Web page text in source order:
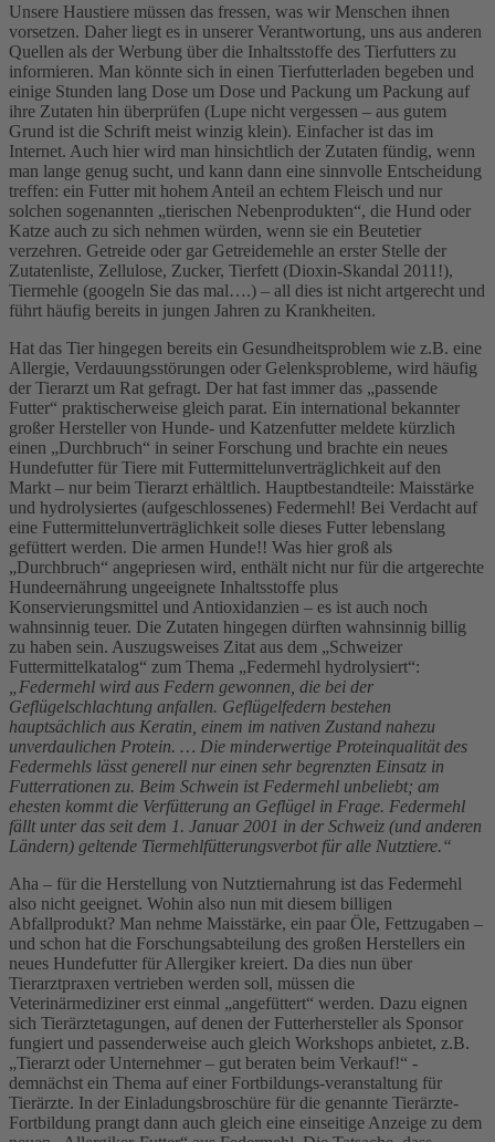
Unsere Haustiere müssen das fressen, was wir Menschen ihnen
vorsetzen. Daher liegt es in unserer Verantwortung, uns aus anderen
Quellen als der Werbung über die Inhaltsstoffe des Tierfutters zu
informieren. Man könnte sich in einen Tierfutterladen begeben und
einige Stunden lang Dose um Dose und Packung um Packung auf
ihre Zutaten hin überprüfen (Lupe nicht vergessen – aus gutem
Grund ist die Schrift meist winzig klein). Einfacher ist das im
Internet. Auch hier wird man hinsichtlich der Zutaten fündig, wenn
man lange genug sucht, und kann dann eine sinnvolle Entscheidung
treffen: ein Futter mit hohem Anteil an echtem Fleisch und nur
solchen sogenannten „tierischen Nebenprodukten“, die Hund oder
Katze auch zu sich nehmen würden, wenn sie ein Beutetier
verzehren. Getreide oder gar Getreidemehle an erster Stelle der
Zutatenliste, Zellulose, Zucker, Tierfett (Dioxin-Skandal 2011!),
Tiermehle (googeln Sie das mal….) – all dies ist nicht artgerecht und
führt häufig bereits in jungen Jahren zu Krankheiten.
Hat das Tier hingegen bereits ein Gesundheitsproblem wie z.B. eine
Allergie, Verdauungsstörungen oder Gelenksprobleme, wird häufig
der Tierarzt um Rat gefragt. Der hat fast immer das „passende
Futter“ praktischerweise gleich parat. Ein international bekannter
großer Hersteller von Hunde- und Katzenfutter meldete kürzlich
einen „Durchbruch“ in seiner Forschung und brachte ein neues
Hundefutter für Tiere mit Futtermittelunverträglichkeit auf den
Markt – nur beim Tierarzt erhältlich. Hauptbestandteile: Maisstärke
und hydrolysiertes (aufgeschlossenes) Federmehl! Bei Verdacht auf
eine Futtermittelunverträglichkeit solle dieses Futter lebenslang
gefüttert werden. Die armen Hunde!! Was hier groß als
„Durchbruch“ angepriesen wird, enthält nicht nur für die artgerechte
Hundeernährung ungeeignete Inhaltsstoffe plus
Konservierungsmittel und Antioxidanzien – es ist auch noch
wahnsinnig teuer. Die Zutaten hingegen dürften wahnsinnig billig
zu haben sein. Auszugsweises Zitat aus dem „Schweizer
Futtermittelkatalog“ zum Thema „Federmehl hydrolysiert“:
„Federmehl wird aus Federn gewonnen, die bei der
Geflügelschlachtung anfallen. Geflügelfedern bestehen
hauptsächlich aus Keratin, einem im nativen Zustand nahezu
unverdaulichen Protein. … Die minderwertige Proteinqualität des
Federmehls lässt generell nur einen sehr begrenzten Einsatz in
Futterrationen zu. Beim Schwein ist Federmehl unbeliebt; am
ehesten kommt die Verfütterung an Geflügel in Frage. Federmehl
fällt unter das seit dem 1. Januar 2001 in der Schweiz (und anderen
Ländern) geltende Tiermehlfütterungsverbot für alle Nutztiere.“
Aha – für die Herstellung von Nutztiernahrung ist das Federmehl
also nicht geeignet. Wohin also nun mit diesem billigen
Abfallprodukt? Man nehme Maisstärke, ein paar Öle, Fettzugaben –
und schon hat die Forschungsabteilung des großen Herstellers ein
neues Hundefutter für Allergiker kreiert. Da dies nun über
Tierarztpraxen vertrieben werden soll, müssen die
Veterinärmediziner erst einmal „angefüttert“ werden. Dazu eignen
sich Tierärztetagungen, auf denen der Futterhersteller als Sponsor
fungiert und passenderweise auch gleich Workshops anbietet, z.B.
„Tierarzt oder Unternehmer – gut beraten beim Verkauf!“ -
demnächst ein Thema auf einer Fortbildungs-veranstaltung für
Tierärzte. In der Einladungsbroschüre für die genannte Tierärzte-
Fortbildung prangt dann auch gleich eine einseitige Anzeige zu dem